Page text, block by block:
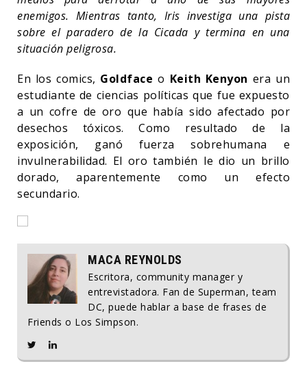
enemigos. Mientras tanto, Iris investiga una pista
sobre el paradero de la Cicada y termina en una
situación peligrosa.
En los comics, Goldfaceo Keith Kenyon era un
estudiante de ciencias políticas que fue expuesto
a un cofre de oro que había sido afectado por
desechos tóxicos. Como resultado de la
exposición, ganó fuerza sobrehumana e
invulnerabilidad. El oro también le dio un brillo
dorado, aparentemente como un efecto
secundario.
MACA REYNOLDS
Escritora, community manager y
entrevistadora. Fan de Superman, team
DC, puede hablar a base de frases de
Friends o Los Simpson.